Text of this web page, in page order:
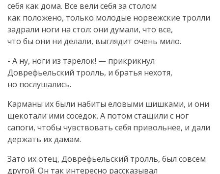
себя как дома. Все вели себя за столом
как положено, только молодые норвежские тролли
задрали ноги на стол: они думали, что все,
что бы они ни делали, выглядит очень мило.
- А ну, ноги из тарелок! — прикрикнул
Доврефьельский тролль, и братья нехотя,
но послушались.
Карманы их были набиты еловыми шишками, и они
щекотали ими соседок. А потом стащили с ног
сапоги, чтобы чувствовать себя привольнее, и дали
держать их дамам.
Зато их отец, Доврефьельский тролль, был совсем
другой. Он так интересно рассказывал